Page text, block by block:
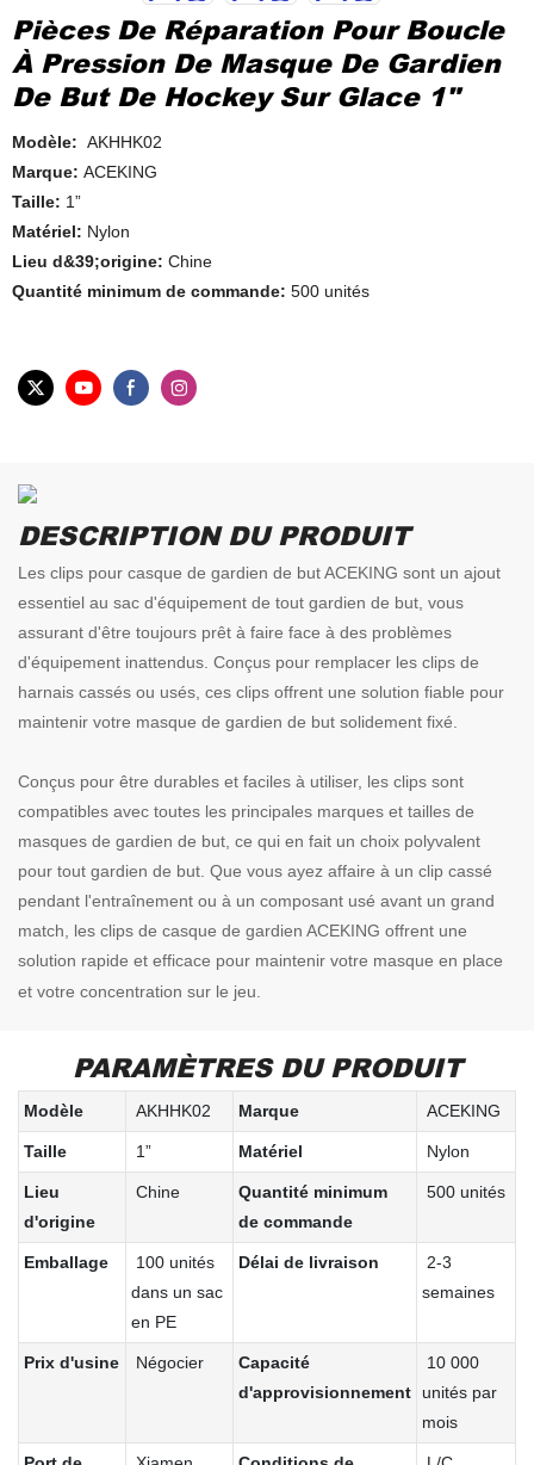
Pièces De Réparation Pour Boucle
À Pression De Masque De Gardien
De But De Hockey Sur Glace 1"
Modèle: AKHHK02
Marque: ACEKING
Taille: 1”
Matériel: Nylon
Lieu d&39;origine: Chine
Quantité minimum de commande: 500 unités
DESCRIPTION DU PRODUIT
Les clips pour casque de gardien de but ACEKING sont un ajout
essentiel au sac d'équipement de tout gardien de but, vous
assurant d'être toujours prêt à faire face à des problèmes
d'équipement inattendus. Conçus pour remplacer les clips de
harnais cassés ou usés, ces clips offrent une solution fiable pour
maintenir votre masque de gardien de but solidement fixé.
Conçus pour être durables et faciles à utiliser, les clips sont
compatibles avec toutes les principales marques et tailles de
masques de gardien de but, ce qui en fait un choix polyvalent
pour tout gardien de but. Que vous ayez affaire à un clip cassé
pendant l'entraînement ou à un composant usé avant un grand
match, les clips de casque de gardien ACEKING offrent une
solution rapide et efficace pour maintenir votre masque en place
et votre concentration sur le jeu.
PARAMÈTRES DU PRODUIT
Modèle AKHHK02 Marque ACEKING
Taille 1” Matériel Nylon
Lieu
d'origine
Chine
Quantité minimum
de commande
500 unités
Emballage
100 unités
dans un sac
en PE
Délai de livraison
2-3
semaines
Prix ​​d'usine Négocier
Capacité
d'approvisionnement
10 000
unités par
mois